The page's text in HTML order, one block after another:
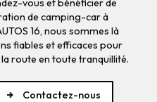
de camping-car à
16, nous sommes là
fiables et efficaces pour
route en toute tranquillité.
Contactez-nous